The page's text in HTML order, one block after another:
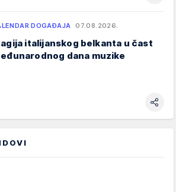
DOGAĐAJA 07.08.2026.
italijanskog belkanta u čast
dana muzike